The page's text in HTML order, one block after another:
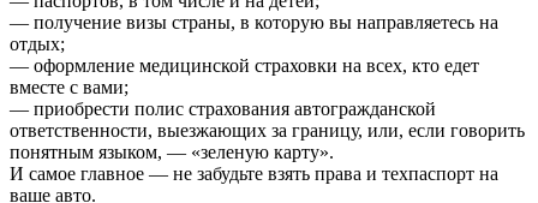
— получение визы страны, в которую вы направляетесь на
отдых;
— оформление медицинской страховки на всех, кто едет
вместе с вами;
— приобрести полис страхования автогражданской
ответственности, выезжающих за границу, или, если говорить
понятным языком, — «зеленую карту».
И самое главное — не забудьте взять права и техпаспорт на
ваше авто.